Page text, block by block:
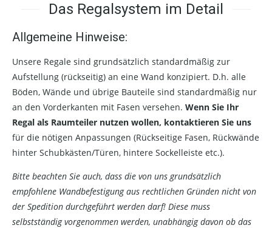
Das Regalsystem im Detail
Allgemeine Hinweise:
Unsere Regale sind grundsätzlich standardmäßig zur
Aufstellung (rückseitig) an eine Wand konzipiert. D.h. alle
Böden, Wände und übrige Bauteile sind standardmäßig nur
an den Vorderkanten mit Fasen versehen. Wenn Sie Ihr
Regal als Raumteiler nutzen wollen, kontaktieren Sie uns
für die nötigen Anpassungen (Rückseitige Fasen, Rückwände
hinter Schubkästen/Türen, hintere Sockelleiste etc.).
Bitte beachten Sie auch, dass die von uns grundsätzlich
empfohlene Wandbefestigung aus rechtlichen Gründen nicht von
der Spedition durchgeführt werden darf! Diese muss
selbstständig vorgenommen werden, unabhängig davon ob das